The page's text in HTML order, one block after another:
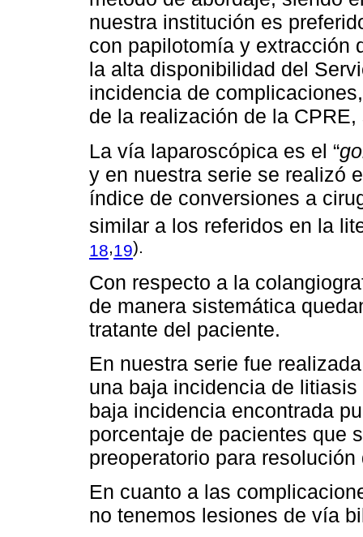
nuestra institución es
con papilotomía y extracción
la alta disponibilidad del
incidencia de
de la realización de la
La vía laparoscópica es el “
y en nuestra serie se realizó
índice de conversiones a
similar a los referidos en la
18,19).
Con respecto a la
de manera sistemática
tratante del paciente.
En nuestra serie fue
una baja incidencia de
baja incidencia encontrada
porcentaje de pacientes que
preoperatorio para
En cuanto a las
no tenemos lesiones de vía